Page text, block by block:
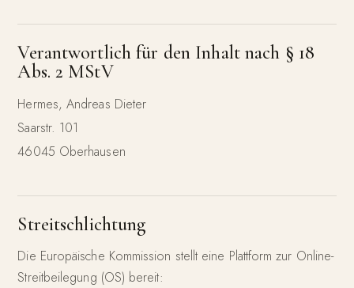
Verantwortlich für den Inhalt nach § 18
Abs. 2 MStV
Hermes, Andreas Dieter
Saarstr. 101
46045 Oberhausen
Streitschlichtung
Die Europäische Kommission stellt eine Plattform zur Online-
Streitbeilegung (OS) bereit: